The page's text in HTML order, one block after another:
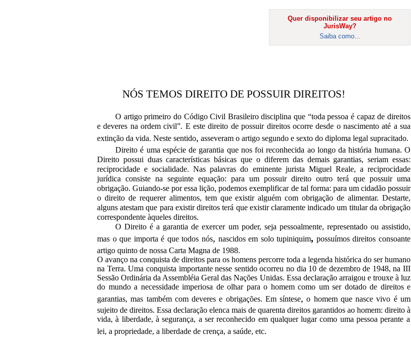
Quer disponibilizar seu artigo no
JurisWay?
Saiba como...
NÓS TEMOS DIREITO DE POSSUIR DIREITOS!
O artigo primeiro do Código Civil Brasileiro disciplina que “toda pessoa é capaz de direitos
e deveres na ordem civil”. E este direito de possuir direitos ocorre desde o nascimento até a sua
extinção da vida. Neste sentido, asseveram o artigo segundo e sexto do diploma legal supracitado.
Direito é uma espécie de garantia que nos foi reconhecida ao longo da história humana. O
Direito possui duas características básicas que o diferem das demais garantias, seriam essas:
reciprocidade e socialidade. Nas palavras do eminente jurista Miguel Reale, a reciprocidade
jurídica consiste na seguinte equação: para um possuirdireito outro terá que possuiruma
obrigação. Guiando-se por essa lição, podemos exemplificar de tal forma: para um cidadão possuir
o direito de requerer alimentos, tem que existir alguém com obrigação de alimentar. Destarte,
alguns atestam que para existir direitos terá que existir claramente indicado um titular da obrigação
correspondente àqueles direitos.
O Direito é a garantia de exercer um poder, seja pessoalmente, representado ou assistido,
mas o que importa é que todos nós, nascidosem solo tupiniquim, possuímos direitos consoante
artigo quinto de nossa Carta Magna de 1988.
O avanço na conquista de direitos para os homens percorre toda a legenda histórica do ser humano
na Terra. Uma conquista importantenesse sentidoocorreu no dia 10 de dezembro de 1948, na III
Sessão Ordinária da Assembléia Geral das Nações Unidas. Essa declaração arraigou e trouxe à luz
do mundo a necessidade imperiosa de olhar para o homem como um ser dotado de direitos e
garantias, mas também com deveres e obrigações. Em síntese, o homem que nasce vivo é um
sujeito de direitos. Essa declaração elenca mais de quarenta direitos garantidos ao homem: direito à
vida,à liberdade, à segurança, a ser reconhecido em qualquer lugar como uma pessoa perante a
lei, a propriedade, a liberdade de crença, a saúde, etc.